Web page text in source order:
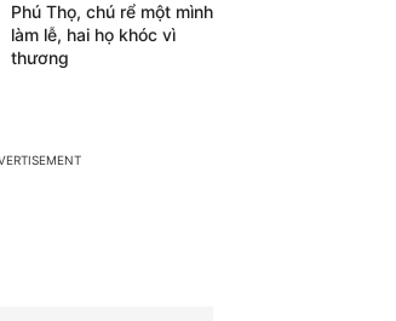
Phú Thọ, chú rể một mình
làm lễ, hai họ khóc vì
thương